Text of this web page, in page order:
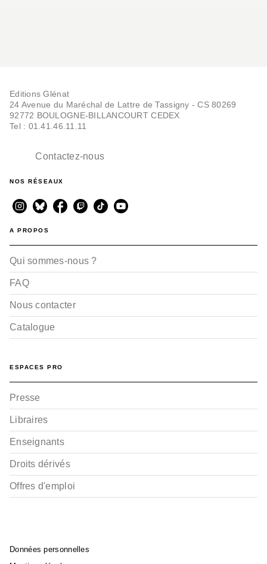
Editions Glénat
24 Avenue du Maréchal de Lattre de Tassigny - CS 80269
92772 BOULOGNE-BILLANCOURT CEDEX
Tel : 01.41.46.11.11
Contactez-nous
NOS RÉSEAUX
A PROPOS
Qui sommes-nous ?
FAQ
Nous contacter
Catalogue
ESPACES PRO
Presse
Libraires
Enseignants
Droits dérivés
Offres d'emploi
Données personnelles